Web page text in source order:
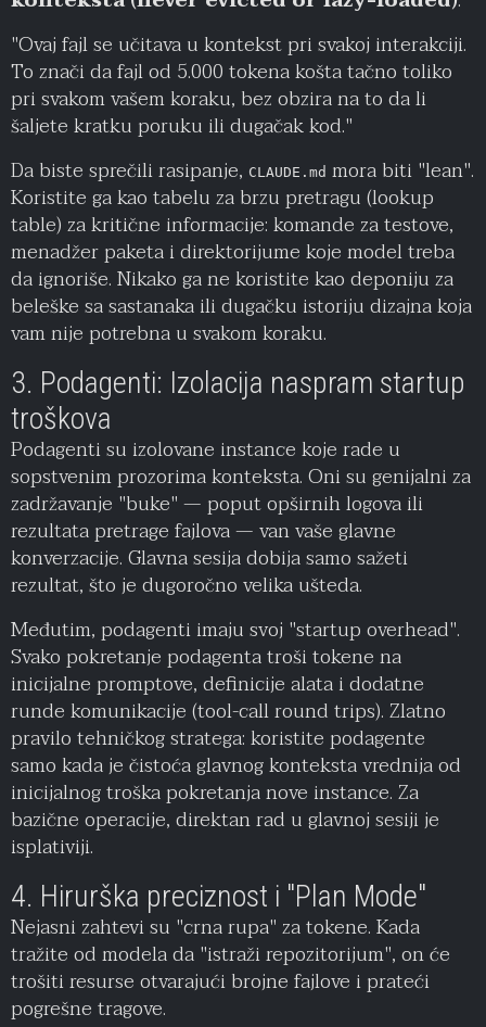
"Ovaj fajl se učitava u kontekst pri svakoj interakciji.
To znači da fajl od 5.000 tokena košta tačno toliko
pri svakom vašem koraku, bez obzira na to da li
šaljete kratku poruku ili dugačak kod."
Da biste sprečili rasipanje, CLAUDE.md mora biti "lean".
Koristite ga kao tabelu za brzu pretragu (lookup
table) za kritične informacije: komande za testove,
menadžer paketa i direktorijume koje model treba
da ignoriše. Nikako ga ne koristite kao deponiju za
beleške sa sastanaka ili dugačku istoriju dizajna koja
vam nije potrebna u svakom koraku.
3. Podagenti: Izolacija naspram startup
troškova
Podagenti su izolovane instance koje rade u
sopstvenim prozorima konteksta. Oni su genijalni za
zadržavanje "buke" — poput opširnih logova ili
rezultata pretrage fajlova — van vaše glavne
konverzacije. Glavna sesija dobija samo sažeti
rezultat, što je dugoročno velika ušteda.
Međutim, podagenti imaju svoj "startup overhead".
Svako pokretanje podagenta troši tokene na
inicijalne promptove, definicije alata i dodatne
runde komunikacije (tool-call round trips). Zlatno
pravilo tehničkog stratega: koristite podagente
samo kada je čistoća glavnog konteksta vrednija od
inicijalnog troška pokretanja nove instance. Za
bazične operacije, direktan rad u glavnoj sesiji je
isplativiji.
4. Hirurška preciznost i "Plan Mode"
Nejasni zahtevi su "crna rupa" za tokene. Kada
tražite od modela da "istraži repozitorijum", on će
trošiti resurse otvarajući brojne fajlove i prateći
pogrešne tragove.